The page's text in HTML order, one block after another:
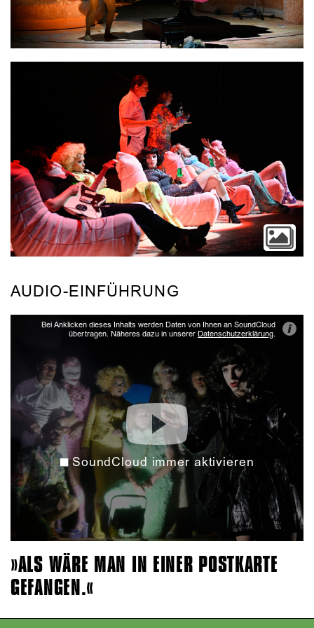
Video
AUDIO-EINFÜHRUNG
Bei Anklicken dieses Inhalts werden Daten von Ihnen an SoundCloud
übertragen. Näheres dazu in unserer Datenschutzerklärung. i
SoundCloud immer aktivieren
ALS WÄRE MAN IN EINER POSTKARTE
GEFANGEN.